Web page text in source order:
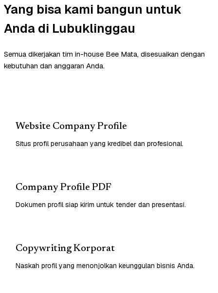
Yang bisa kami bangun untuk
Anda di Lubuklinggau
Semua dikerjakan tim in-house Bee Mata, disesuaikan dengan
kebutuhan dan anggaran Anda.
Website Company Profile
Situs profil perusahaan yang kredibel dan profesional.
Company Profile PDF
Dokumen profil siap kirim untuk tender dan presentasi.
Copywriting Korporat
Naskah profil yang menonjolkan keunggulan bisnis Anda.